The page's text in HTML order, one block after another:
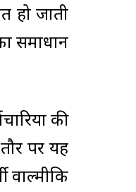
हो जाती
समाधान
की
पर यह
वाल्मीकि